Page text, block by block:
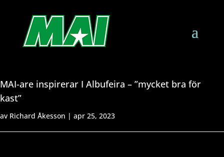
MAI-are inspirerar I Albufeira – ”mycket bra för
kast”
av Richard Åkesson | apr 25, 2023